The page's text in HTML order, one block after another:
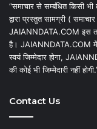
“समाचार से सम्बंधित किसी
द्वारा प्रस्तुत सामग्री (
JAIANNDATA.COM इस
है। JAIANNDATA.COM में
स्वयं जिम्मेदार होगा,
की कोई भी जिम्मेदारी नहीं
Contact Us